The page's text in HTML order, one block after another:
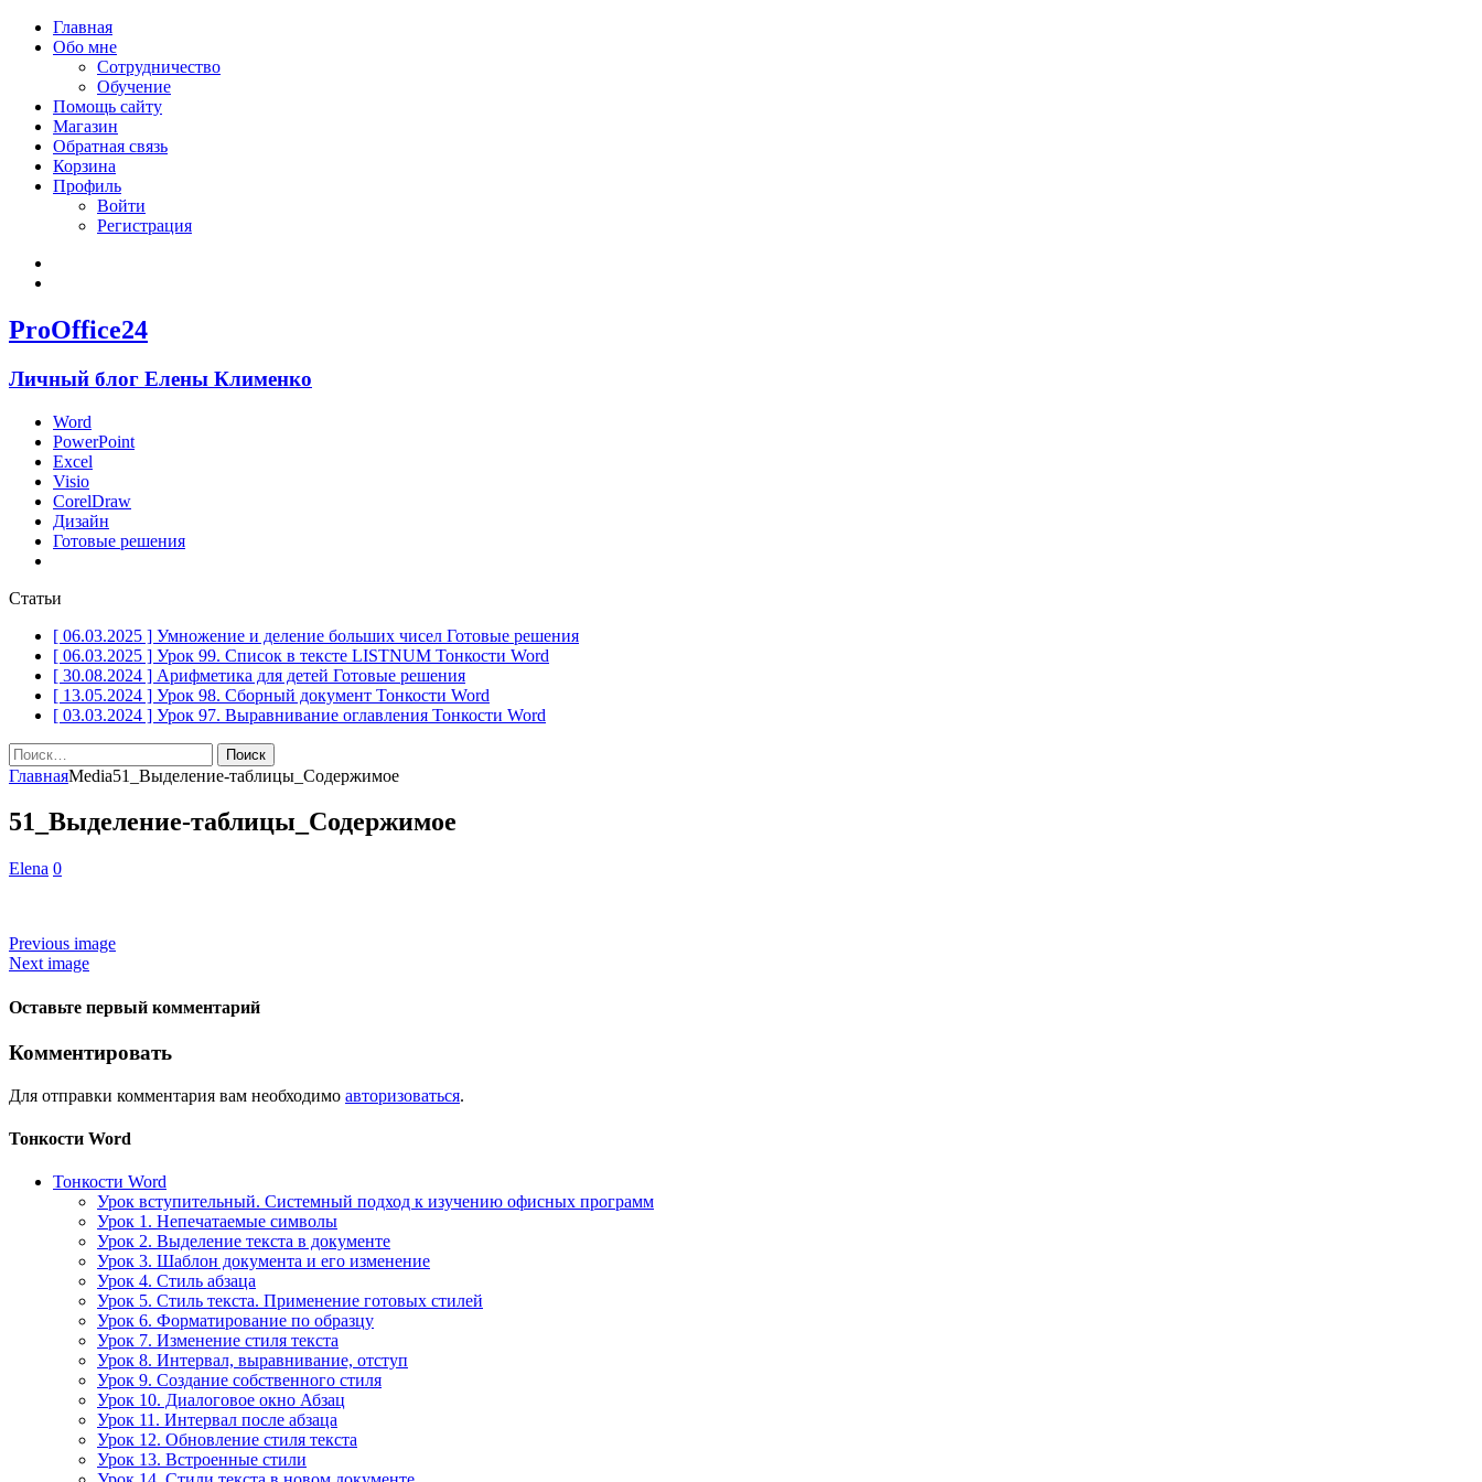
Главная
Обо мне
Сотрудничество
Обучение
Помощь сайту
Магазин
Обратная связь
Корзина
Профиль
Войти
Регистрация
ProOffice24
Личный блог Елены Клименко
Word
PowerPoint
Excel
Visio
CorelDraw
Дизайн
Готовые решения
Статьи
[ 06.03.2025 ] Умножение и деление больших чисел Готовые решения
[ 06.03.2025 ] Урок 99. Список в тексте LISTNUM Тонкости Word
[ 30.08.2024 ] Арифметика для детей Готовые решения
[ 13.05.2024 ] Урок 98. Сборный документ Тонкости Word
[ 03.03.2024 ] Урок 97. Выравнивание оглавления Тонкости Word
Найти:
ГлавнаяMedia51_Выделение-таблицы_Содержимое
51_Выделение-таблицы_Содержимое
Elena 0
Previous image
Next image
Оставьте первый комментарий
Комментировать
Для отправки комментария вам необходимо авторизоваться.
Тонкости Word
Тонкости Word
Урок вступительный. Системный подход к изучению офисных программ
Урок 1. Непечатаемые символы
Урок 2. Выделение текста в документе
Урок 3. Шаблон документа и его изменение
Урок 4. Стиль абзаца
Урок 5. Стиль текста. Применение готовых стилей
Урок 6. Форматирование по образцу
Урок 7. Изменение стиля текста
Урок 8. Интервал, выравнивание, отступ
Урок 9. Создание собственного стиля
Урок 10. Диалоговое окно Абзац
Урок 11. Интервал после абзаца
Урок 12. Обновление стиля текста
Урок 13. Встроенные стили